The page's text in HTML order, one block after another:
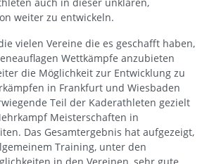
auch in dieser unklaren,
weiter zu entwickeln.
vielen Vereine die es geschafft haben,
Wettkämpfe anzubieten
die Möglichkeit zur Entwicklung zu
in Frankfurt und Wiesbaden
Teil der Kaderathleten gezielt
Meisterschaften in
Das Gesamtergebnis hat aufgezeigt,
Training, unter den